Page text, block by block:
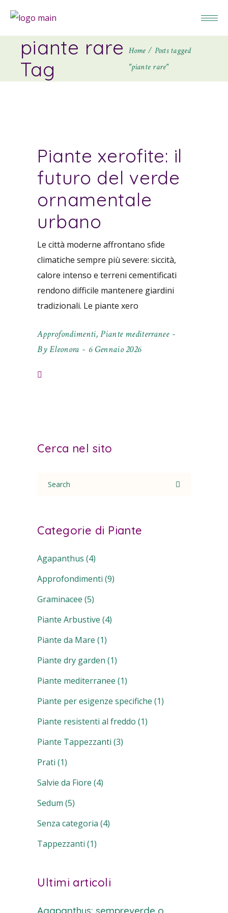
piante rare
Tag
Home
Posts tagged
"piante rare"
Piante xerofite: il
futuro del verde
ornamentale
urbano
Le città moderne affrontano sfide
climatiche sempre più severe: siccità,
calore intenso e terreni cementificati
rendono difficile mantenere giardini
tradizionali. Le piante xero
Approfondimenti,Piante mediterranee
ByEleonora 6 Gennaio 2026
Cerca nel sito
for:
Categorie di Piante
Agapanthus (4)
Approfondimenti (9)
Graminacee (5)
Piante Arbustive (4)
Piante da Mare (1)
Piante dry garden (1)
Piante mediterranee (1)
Piante per esigenze specifiche (1)
Piante resistenti al freddo (1)
Piante Tappezzanti (3)
Prati (1)
Salvie da Fiore (4)
Sedum (5)
Senza categoria (4)
Tappezzanti (1)
Ultimi articoli
Agapanthus: sempreverde o